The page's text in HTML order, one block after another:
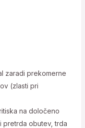
zaradi prekomerne
(zlasti pri
na določeno
pretrda obutev, trda